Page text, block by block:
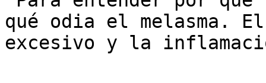
qué odia el melasma.
excesivo y la